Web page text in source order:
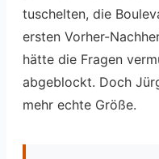
tuschelten, die
ersten Vorher-
hätte die Fragen
abgeblockt. Doch
mehr echte Größe.